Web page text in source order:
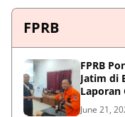
FPRB
FPRB
Jatim di
Laporan
Sinergi
June 21,